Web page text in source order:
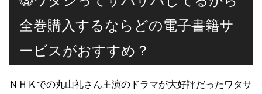
全巻購入するならどの電子書籍サ
ービスがおすすめ？
ＮＨＫでの丸山礼さん主演のドラマが大好評だったワタサ